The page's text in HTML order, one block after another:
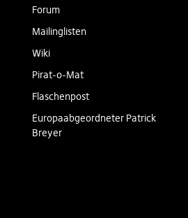
Forum
Mailinglisten
Wiki
Pirat-o-Mat
Flaschenpost
Europaabgeordneter Patrick
Breyer